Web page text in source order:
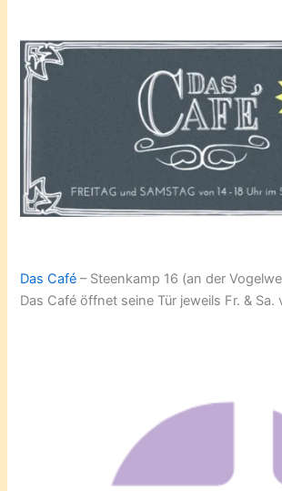
Das Café – Steenkamp 16 (an der
Das Café öffnet seine Tür jeweils Fr. & Sa.